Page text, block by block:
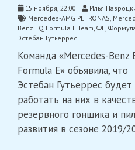
15 ноября, 22:00
Илья
Mercedes-AMG PETRONAS,
Benz EQ Formula E Team, ФЕ,
Эстебан Гутьеррес
Команда «Mercedes-Benz
Formula E» объявила, что
Эстебан Гутьеррес будет
работать на них в
резервного гонщика и
развития в сезоне 2019/